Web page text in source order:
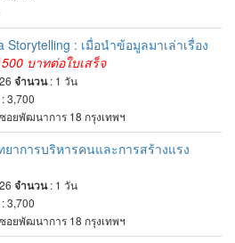
Storytelling : เมื่อนำข้อมูลมาเล่าเรื่อง
บาทต่อใบเสร็จ
จำนวน: 1 วัน
: 3,700
อยพัฒนาการ 18 กรุงเทพฯ
ยาการบริหารคนและการสร้างแรง
จำนวน: 1 วัน
: 3,700
อยพัฒนาการ 18 กรุงเทพฯ